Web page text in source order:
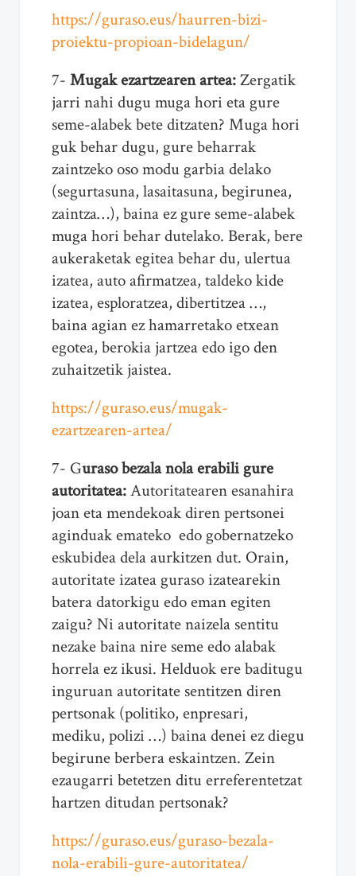
https://guraso.eus/haurren-bizi-
proiektu-propioan-bidelagun/
7- Mugak ezartzearen artea:Zergatik
jarri nahi dugu muga hori eta gure
seme-alabek bete ditzaten? Muga hori
guk behar dugu, gure beharrak
zaintzeko oso modu garbia delako
(segurtasuna, lasaitasuna, begirunea,
zaintza…), baina ez gure seme-alabek
muga hori behar dutelako. Berak, bere
aukeraketak egitea behar du, ulertua
izatea, auto afirmatzea, taldeko kide
izatea, esploratzea, dibertitzea …,
baina agian ez hamarretako etxean
egotea, berokia jartzea edo igo den
zuhaitzetik jaistea.
https://guraso.eus/mugak-
ezartzearen-artea/
7- Guraso bezala nola erabili gure
autoritatea:Autoritatearen esanahira
joan eta mendekoak diren pertsonei
aginduak emateko edo gobernatzeko
eskubidea dela aurkitzen dut. Orain,
autoritate izatea guraso izatearekin
batera datorkigu edo eman egiten
zaigu? Ni autoritate naizela sentitu
nezake baina nire seme edo alabak
horrela ez ikusi. Helduok ere baditugu
inguruan autoritate sentitzen diren
pertsonak (politiko, enpresari,
mediku, polizi …) baina denei ez diegu
begirune berbera eskaintzen. Zein
ezaugarri betetzen ditu erreferentetzat
hartzen ditudan pertsonak?
https://guraso.eus/guraso-bezala-
nola-erabili-gure-autoritatea/